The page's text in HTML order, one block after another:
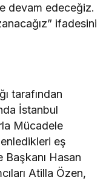
devam edeceğiz.
ifadesini
tarafından
İstanbul
Mücadele
eş
Başkanı Hasan
Atilla Özen,